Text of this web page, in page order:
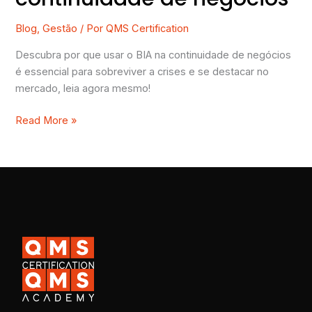
Blog,Gestão / PorQMS Certification
Descubra por que usar o BIA na continuidade de negócios
é essencial para sobreviver a crises e se destacar no
mercado, leia agora mesmo!
Read More »